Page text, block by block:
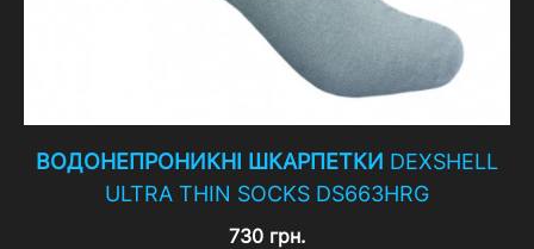
ВОДОНЕПРОНИКНІ ШКАРПЕТКИ DEXSHELL
ULTRA THIN SOCKS DS663HRG
730 грн.